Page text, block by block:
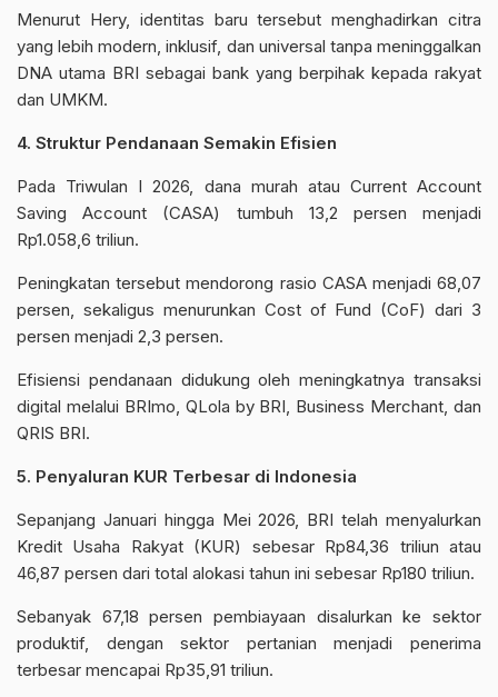
Menurut Hery, identitas baru tersebut menghadirkan citra
yang lebih modern, inklusif, dan universal tanpa meninggalkan
DNA utama BRI sebagai bank yang berpihak kepada rakyat
dan UMKM.
4. Struktur Pendanaan Semakin Efisien
Pada Triwulan I 2026, dana murah atau Current Account
Saving Account (CASA) tumbuh 13,2 persen menjadi
Rp1.058,6 triliun.
Peningkatan tersebut mendorong rasio CASA menjadi 68,07
persen, sekaligus menurunkan Cost of Fund (CoF) dari 3
persen menjadi 2,3 persen.
Efisiensi pendanaan didukung oleh meningkatnya transaksi
digital melalui BRImo, QLola by BRI, Business Merchant, dan
QRIS BRI.
5. Penyaluran KUR Terbesar di Indonesia
Sepanjang Januari hingga Mei 2026, BRI telah menyalurkan
Kredit Usaha Rakyat (KUR) sebesar Rp84,36 triliun atau
46,87 persen dari total alokasi tahun ini sebesar Rp180 triliun.
Sebanyak 67,18 persen pembiayaan disalurkan ke sektor
produktif, dengan sektor pertanian menjadi penerima
terbesar mencapai Rp35,91 triliun.